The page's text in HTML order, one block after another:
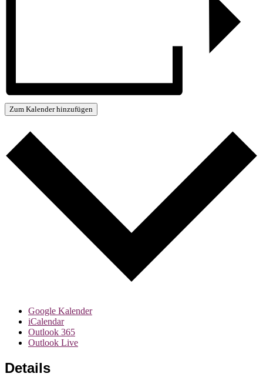
Zum Kalender hinzufügen
Google Kalender
iCalendar
Outlook 365
Outlook Live
Details